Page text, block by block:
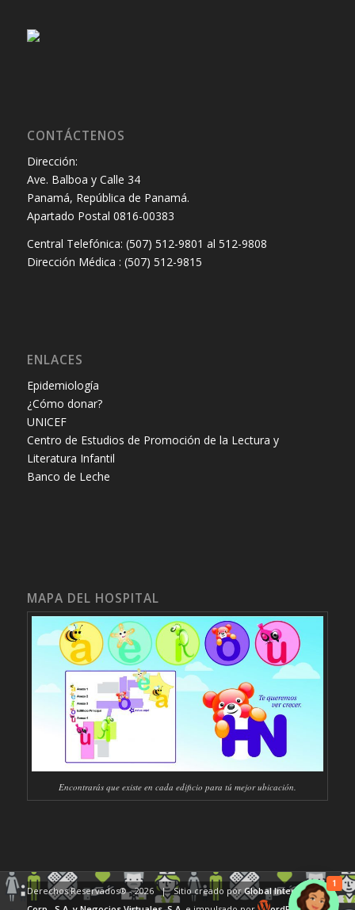
1
CONTÁCTENOS
Dirección:
Ave. Balboa y Calle 34
Panamá, República de Panamá.
Apartado Postal 0816-00383
Central Telefónica: (507) 512-9801 al 512-9808
Dirección Médica : (507) 512-9815
ENLACES
Epidemiología
¿Cómo donar?
UNICEF
Centro de Estudios de Promoción de la Lectura y
Literatura Infantil
Banco de Leche
MAPA DEL HOSPITAL
Encontrarás que existe en cada edificio para tú mejor ubicación.
Derechos Reservados® -2026 | Sitio creado porGlobal Internet